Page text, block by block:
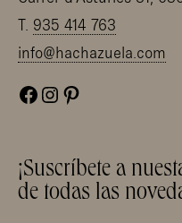
T. 935 414 763
info@hachazuela.com
Facebook
Instagram
Pinterest
¡Suscríbete a
de todas las